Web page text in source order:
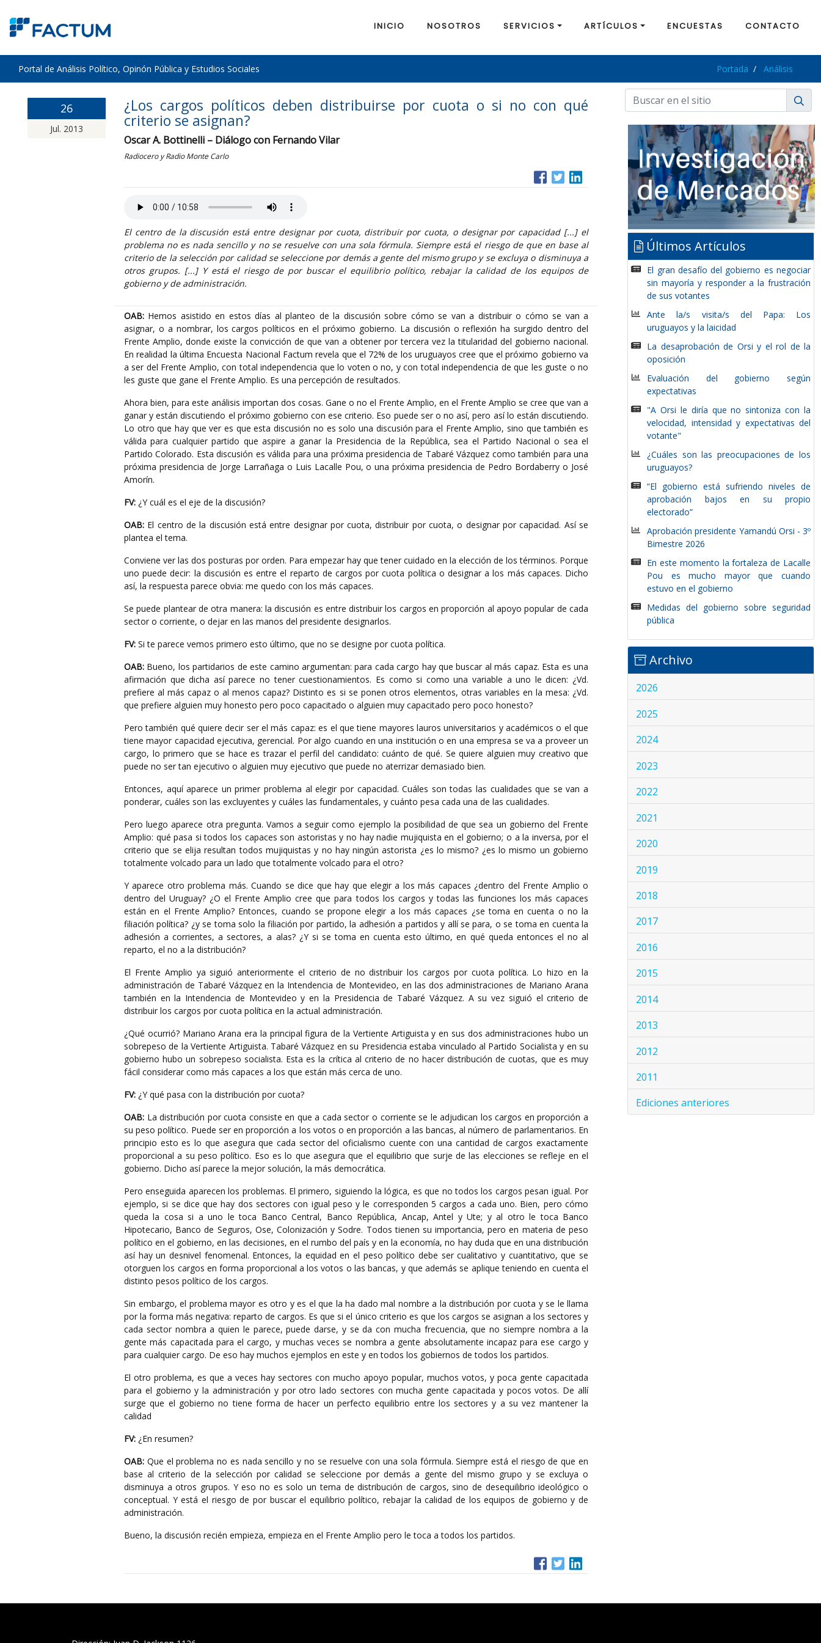
INICIO NOSOTROS SERVICIOS ARTÍCULOS ENCUESTAS CONTACTO
Portal de Análisis Político, Opinón Pública y Estudios Sociales Portada Análisis
26
Jul. 2013
¿Los cargos políticos deben distribuirse por cuota o si no con qué
criterio se asignan?
Oscar A. Bottinelli – Diálogo con Fernando Vilar
Radiocero y Radio Monte Carlo
El centro de la discusión está entre designar por cuota, distribuir por cuota, o designar por capacidad [...] el
problema no es nada sencillo y no se resuelve con una sola fórmula. Siempre está el riesgo de que en base al
criterio de la selección por calidad se seleccione por demás a gente del mismo grupo y se excluya o disminuya a
otros grupos. [...] Y está el riesgo de por buscar el equilibrio político, rebajar la calidad de los equipos de
gobierno y de administración.
OAB: Hemos asistido en estos días al planteo de la discusión sobre cómo se van a distribuir o cómo se van a
asignar, o a nombrar, los cargos políticos en el próximo gobierno. La discusión o reflexión ha surgido dentro del
Frente Amplio, donde existe la convicción de que van a obtener por tercera vez la titularidad del gobierno nacional.
En realidad la última Encuesta Nacional Factum revela que el 72% de los uruguayos cree que el próximo gobierno va
a ser del Frente Amplio, con total independencia que lo voten o no, y con total independencia de que les guste o no
les guste que gane el Frente Amplio. Es una percepción de resultados.
Ahora bien, para este análisis importan dos cosas. Gane o no el Frente Amplio, en el Frente Amplio se cree que van a
ganar y están discutiendo el próximo gobierno con ese criterio. Eso puede ser o no así, pero así lo están discutiendo.
Lo otro que hay que ver es que esta discusión no es solo una discusión para el Frente Amplio, sino que también es
válida para cualquier partido que aspire a ganar la Presidencia de la República, sea el Partido Nacional o sea el
Partido Colorado. Esta discusión es válida para una próxima presidencia de Tabaré Vázquez como también para una
próxima presidencia de Jorge Larrañaga o Luis Lacalle Pou, o una próxima presidencia de Pedro Bordaberry o José
Amorín.
FV: ¿Y cuál es el eje de la discusión?
OAB: El centro de la discusión está entre designar por cuota, distribuir por cuota, o designar por capacidad. Así se
plantea el tema.
Conviene ver las dos posturas por orden. Para empezar hay que tener cuidado en la elección de los términos. Porque
uno puede decir: la discusión es entre el reparto de cargos por cuota política o designar a los más capaces. Dicho
así, la respuesta parece obvia: me quedo con los más capaces.
Se puede plantear de otra manera: la discusión es entre distribuir los cargos en proporción al apoyo popular de cada
sector o corriente, o dejar en las manos del presidente designarlos.
FV: Si te parece vemos primero esto último, que no se designe por cuota política.
OAB: Bueno, los partidarios de este camino argumentan: para cada cargo hay que buscar al más capaz. Esta es una
afirmación que dicha así parece no tener cuestionamientos. Es como si como una variable a uno le dicen: ¿Vd.
prefiere al más capaz o al menos capaz? Distinto es si se ponen otros elementos, otras variables en la mesa: ¿Vd.
que prefiere alguien muy honesto pero poco capacitado o alguien muy capacitado pero poco honesto?
Pero también qué quiere decir ser el más capaz: es el que tiene mayores lauros universitarios y académicos o el que
tiene mayor capacidad ejecutiva, gerencial. Por algo cuando en una institución o en una empresa se va a proveer un
cargo, lo primero que se hace es trazar el perfil del candidato: cuánto de qué. Se quiere alguien muy creativo que
puede no ser tan ejecutivo o alguien muy ejecutivo que puede no aterrizar demasiado bien.
Entonces, aquí aparece un primer problema al elegir por capacidad. Cuáles son todas las cualidades que se van a
ponderar, cuáles son las excluyentes y cuáles las fundamentales, y cuánto pesa cada una de las cualidades.
Pero luego aparece otra pregunta. Vamos a seguir como ejemplo la posibilidad de que sea un gobierno del Frente
Amplio: qué pasa si todos los capaces son astoristas y no hay nadie mujiquista en el gobierno; o a la inversa, por el
criterio que se elija resultan todos mujiquistas y no hay ningún astorista ¿es lo mismo? ¿es lo mismo un gobierno
totalmente volcado para un lado que totalmente volcado para el otro?
Y aparece otro problema más. Cuando se dice que hay que elegir a los más capaces ¿dentro del Frente Amplio o
dentro del Uruguay? ¿O el Frente Amplio cree que para todos los cargos y todas las funciones los más capaces
están en el Frente Amplio? Entonces, cuando se propone elegir a los más capaces ¿se toma en cuenta o no la
filiación política? ¿y se toma solo la filiación por partido, la adhesión a partidos y allí se para, o se toma en cuenta la
adhesión a corrientes, a sectores, a alas? ¿Y si se toma en cuenta esto último, en qué queda entonces el no al
reparto, el no a la distribución?
El Frente Amplio ya siguió anteriormente el criterio de no distribuir los cargos por cuota política. Lo hizo en la
administración de Tabaré Vázquez en la Intendencia de Montevideo, en las dos administraciones de Mariano Arana
también en la Intendencia de Montevideo y en la Presidencia de Tabaré Vázquez. A su vez siguió el criterio de
distribuir los cargos por cuota política en la actual administración.
¿Qué ocurrió? Mariano Arana era la principal figura de la Vertiente Artiguista y en sus dos administraciones hubo un
sobrepeso de la Vertiente Artiguista. Tabaré Vázquez en su Presidencia estaba vinculado al Partido Socialista y en su
gobierno hubo un sobrepeso socialista. Esta es la crítica al criterio de no hacer distribución de cuotas, que es muy
fácil considerar como más capaces a los que están más cerca de uno.
FV: ¿Y qué pasa con la distribución por cuota?
OAB: La distribución por cuota consiste en que a cada sector o corriente se le adjudican los cargos en proporción a
su peso político. Puede ser en proporción a los votos o en proporción a las bancas, al número de parlamentarios. En
principio esto es lo que asegura que cada sector del oficialismo cuente con una cantidad de cargos exactamente
proporcional a su peso político. Eso es lo que asegura que el equilibrio que surje de las elecciones se refleje en el
gobierno. Dicho así parece la mejor solución, la más democrática.
Pero enseguida aparecen los problemas. El primero, siguiendo la lógica, es que no todos los cargos pesan igual. Por
ejemplo, si se dice que hay dos sectores con igual peso y le corresponden 5 cargos a cada uno. Bien, pero cómo
queda la cosa si a uno le toca Banco Central, Banco República, Ancap, Antel y Ute; y al otro le toca Banco
Hipotecario, Banco de Seguros, Ose, Colonización y Sodre. Todos tienen su importancia, pero en materia de peso
político en el gobierno, en las decisiones, en el rumbo del país y en la economía, no hay duda que en una distribución
así hay un desnivel fenomenal. Entonces, la equidad en el peso político debe ser cualitativo y cuantitativo, que se
otorguen los cargos en forma proporcional a los votos o las bancas, y que además se aplique teniendo en cuenta el
distinto pesos político de los cargos.
Sin embargo, el problema mayor es otro y es el que la ha dado mal nombre a la distribución por cuota y se le llama
por la forma más negativa: reparto de cargos. Es que si el único criterio es que los cargos se asignan a los sectores y
cada sector nombra a quien le parece, puede darse, y se da con mucha frecuencia, que no siempre nombra a la
gente más capacitada para el cargo, y muchas veces se nombra a gente absolutamente incapaz para ese cargo y
para cualquier cargo. De eso hay muchos ejemplos en este y en todos los gobiernos de todos los partidos.
El otro problema, es que a veces hay sectores con mucho apoyo popular, muchos votos, y poca gente capacitada
para el gobierno y la administración y por otro lado sectores con mucha gente capacitada y pocos votos. De allí
surge que el gobierno no tiene forma de hacer un perfecto equilibrio entre los sectores y a su vez mantener la
calidad
FV: ¿En resumen?
OAB: Que el problema no es nada sencillo y no se resuelve con una sola fórmula. Siempre está el riesgo de que en
base al criterio de la selección por calidad se seleccione por demás a gente del mismo grupo y se excluya o
disminuya a otros grupos. Y eso no es solo un tema de distribución de cargos, sino de desequilibrio ideológico o
conceptual. Y está el riesgo de por buscar el equilibrio político, rebajar la calidad de los equipos de gobierno y de
administración.
Bueno, la discusión recién empieza, empieza en el Frente Amplio pero le toca a todos los partidos.
Últimos Artículos
El gran desafío del gobierno es negociar
sin mayoría y responder a la frustración
de sus votantes
Ante la/s visita/s del Papa: Los
uruguayos y la laicidad
La desaprobación de Orsi y el rol de la
oposición
Evaluación del gobierno según
expectativas
"A Orsi le diría que no sintoniza con la
velocidad, intensidad y expectativas del
votante"
¿Cuáles son las preocupaciones de los
uruguayos?
“El gobierno está sufriendo niveles de
aprobación bajos en su propio
electorado”
Aprobación presidente Yamandú Orsi - 3º
Bimestre 2026
En este momento la fortaleza de Lacalle
Pou es mucho mayor que cuando
estuvo en el gobierno
Medidas del gobierno sobre seguridad
pública
Archivo
2026
2025
2024
2023
2022
2021
2020
2019
2018
2017
2016
2015
2014
2013
2012
2011
Ediciones anteriores